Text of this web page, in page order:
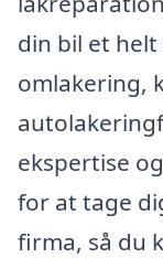
din bil et
omlakering,
ekspertise
for at tage
firma, så du